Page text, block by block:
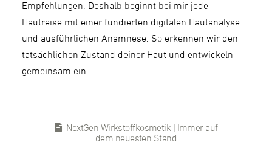
Empfehlungen. Deshalb beginnt bei mir jede
Hautreise mit einer fundierten digitalen Hautanalyse
und ausführlichen Anamnese. So erkennen wir den
tatsächlichen Zustand deiner Haut und entwickeln
gemeinsam ein …
NextGen Wirkstoffkosmetik | Immer auf
dem neuesten Stand